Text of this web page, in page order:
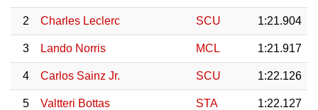
2 Charles Leclerc SCU 1:21.904
3 Lando Norris MCL 1:21.917
4 Carlos Sainz Jr. SCU 1:22.126
5 Valtteri Bottas STA 1:22.127